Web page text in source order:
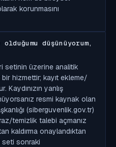
korunmasını
düşünüyorum,
setinin üzerine analitik
hizmettir; kayıt ekleme/
Kaydınızın yanlış
resmi kaynak olan
(siberguvenlik.gov.tr)
temizlik talebi açmanız
kaldırma onaylandıktan
seti sonraki